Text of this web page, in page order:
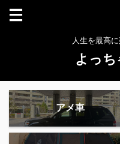
人生を最高
よっち
アメ車